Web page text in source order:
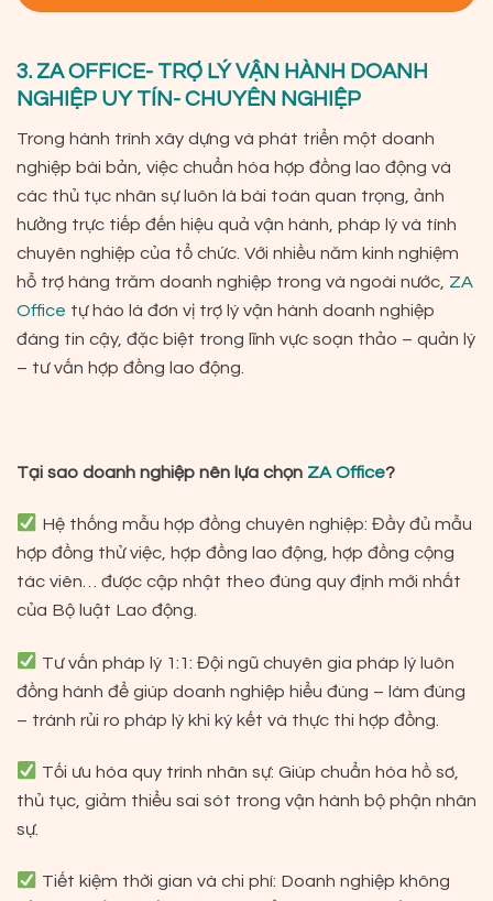
3. ZA OFFICE- TRỢ LÝ VẬN HÀNH DOANH
NGHIỆP UY TÍN- CHUYÊN NGHIỆP
Trong hành trình xây dựng và phát triển một doanh
nghiệp bài bản, việc chuẩn hóa hợp đồng lao động và
các thủ tục nhân sự luôn là bài toán quan trọng, ảnh
hưởng trực tiếp đến hiệu quả vận hành, pháp lý và tính
chuyên nghiệp của tổ chức. Với nhiều năm kinh nghiệm
hỗ trợ hàng trăm doanh nghiệp trong và ngoài nước, ZA
Office tự hào là đơn vị trợ lý vận hành doanh nghiệp
đáng tin cậy, đặc biệt trong lĩnh vực soạn thảo – quản lý
– tư vấn hợp đồng lao động.
Tại sao doanh nghiệp nên lựa chọn ZA Office?
Hệ thống mẫu hợp đồng chuyên nghiệp: Đầy đủ mẫu
hợp đồng thử việc, hợp đồng lao động, hợp đồng cộng
tác viên… được cập nhật theo đúng quy định mới nhất
của Bộ luật Lao động.
Tư vấn pháp lý 1:1: Đội ngũ chuyên gia pháp lý luôn
đồng hành để giúp doanh nghiệp hiểu đúng – làm đúng
– tránh rủi ro pháp lý khi ký kết và thực thi hợp đồng.
Tối ưu hóa quy trình nhân sự: Giúp chuẩn hóa hồ sơ,
thủ tục, giảm thiểu sai sót trong vận hành bộ phận nhân
sự.
Tiết kiệm thời gian và chi phí: Doanh nghiệp không